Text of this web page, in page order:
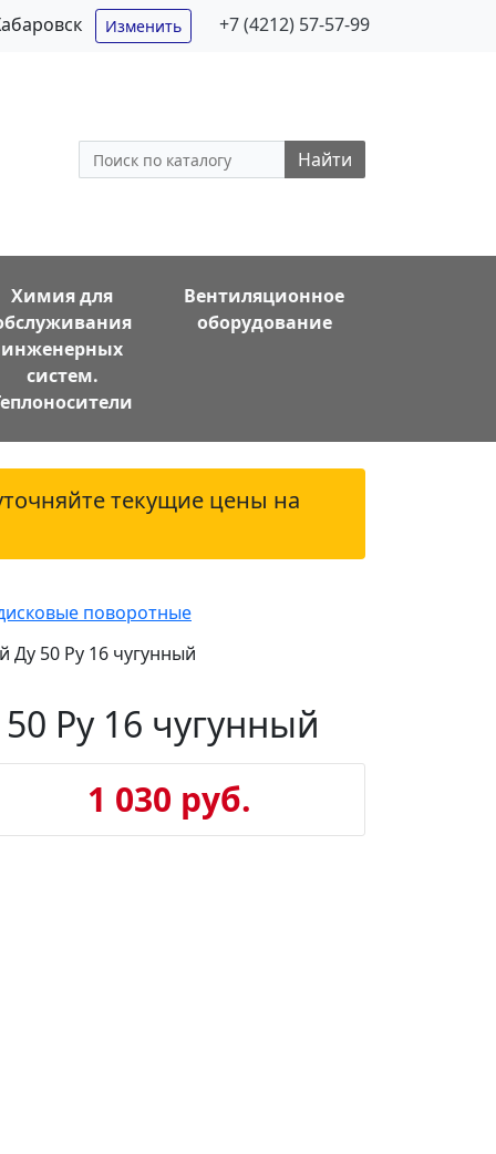
Изменить +7 (4212) 57-57-99
Найти
Химия для
инженерных
систем.
Вентиляционное
оборудование
текущие цены на
поворотные
50 Ру 16 чугунный
Ру 16 чугунный
1 030 руб.